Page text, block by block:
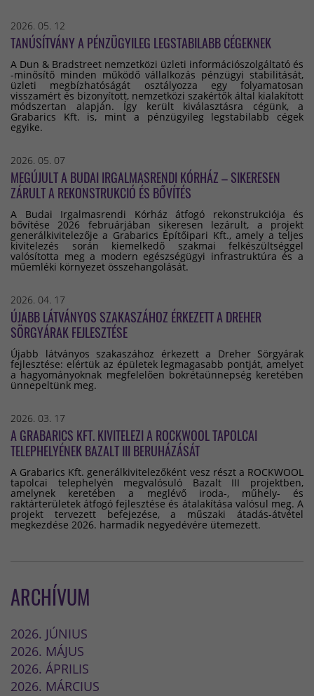
2026. 05. 12
TANÚSÍTVÁNY A PÉNZÜGYILEG LEGSTABILABB CÉGEKNEK
A Dun & Bradstreet nemzetközi üzleti információszolgáltató és
-minősítő minden működő vállalkozás pénzügyi stabilitását,
üzleti megbízhatóságát osztályozza egy folyamatosan
visszamért és bizonyított, nemzetközi szakértők által kialakított
módszertan alapján. Így került kiválasztásra cégünk, a
Grabarics Kft. is, mint a pénzügyileg legstabilabb cégek
egyike.
2026. 05. 07
MEGÚJULT A BUDAI IRGALMASRENDI KÓRHÁZ – SIKERESEN
ZÁRULT A REKONSTRUKCIÓ ÉS BŐVÍTÉS
A Budai Irgalmasrendi Kórház átfogó rekonstrukciója és
bővítése 2026 februárjában sikeresen lezárult, a projekt
generálkivitelezője a Grabarics Építőipari Kft., amely a teljes
kivitelezés során kiemelkedő szakmai felkészültséggel
valósította meg a modern egészségügyi infrastruktúra és a
műemléki környezet összehangolását.
2026. 04. 17
ÚJABB LÁTVÁNYOS SZAKASZÁHOZ ÉRKEZETT A DREHER
SÖRGYÁRAK FEJLESZTÉSE
Újabb látványos szakaszához érkezett a Dreher Sörgyárak
fejlesztése: elértük az épületek legmagasabb pontját, amelyet
a hagyományoknak megfelelően bokrétaünnepség keretében
ünnepeltünk meg.
2026. 03. 17
A GRABARICS KFT. KIVITELEZI A ROCKWOOL TAPOLCAI
TELEPHELYÉNEK BAZALT III BERUHÁZÁSÁT
A Grabarics Kft. generálkivitelezőként vesz részt a ROCKWOOL
tapolcai telephelyén megvalósuló Bazalt III projektben,
amelynek keretében a meglévő iroda-, műhely- és
raktárterületek átfogó fejlesztése és átalakítása valósul meg. A
projekt tervezett befejezése, a műszaki átadás-átvétel
megkezdése 2026. harmadik negyedévére ütemezett.
ARCHÍVUM
2026. JÚNIUS
2026. MÁJUS
2026. ÁPRILIS
2026. MÁRCIUS